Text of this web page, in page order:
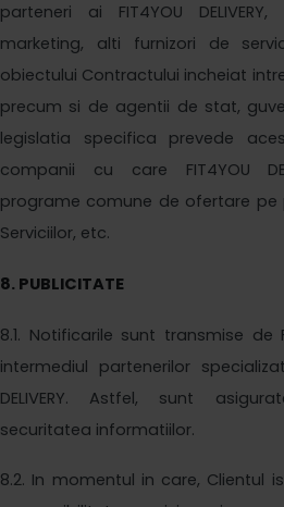
parteneri ai FIT4YOU DELIVERY,
marketing, alti furnizori de
obiectului Contractului incheiat
precum si de agentii de stat,
legislatia specifica prevede
companii cu care FIT4YOU
programe comune de ofertare pe
Serviciilor, etc.
8. PUBLICITATE
8.1. Notificarile sunt transmise de
intermediul partenerilor
DELIVERY. Astfel, sunt
securitatea informatiilor.
8.2. In momentul in care, Clientul